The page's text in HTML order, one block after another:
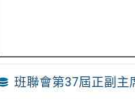
班聯會第37屆正副主